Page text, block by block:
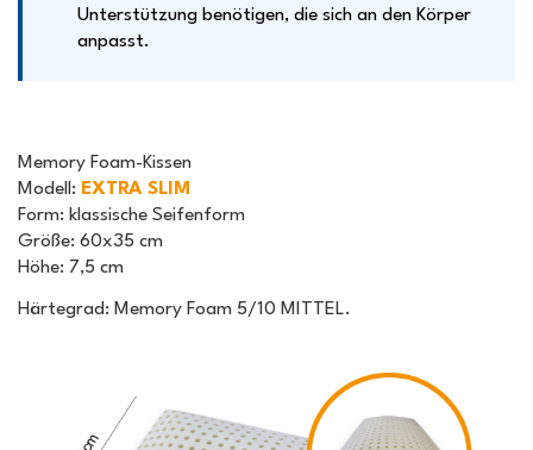
Unterstützung benötigen, die sich an den Körper
anpasst.
Memory Foam-Kissen
Modell : EXTRA SLIM
Form: klassische Seifenform
Größe: 60x35 cm
Höhe: 7,5 cm
Härtegrad: Memory Foam 5/10 MITTEL.